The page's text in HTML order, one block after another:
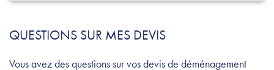
QUESTIONS SUR MES DEVIS
Vous avez des questions sur vos devis de déménagement